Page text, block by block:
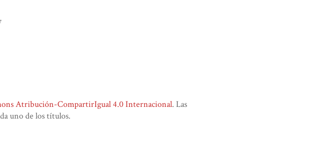
Atribución-CompartirIgual 4.0 Internacional. Las
uno de los títulos.